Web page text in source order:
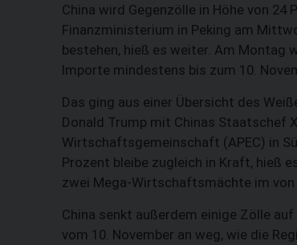
China wird Gegenzölle in Höhe von
Finanzministerium in Peking am
bestehen, hieß es weiter. Am Montag
Importe mindestens bis zum 10.
Das ging aus einer Übersicht des
Donald Trump mit Chinas Staatschef
Wirtschaftsgemeinschaft (APEC) in
Prozent bleibe zugleich in Kraft, hieß
zwei Mega-Wirtschaftsmächte im
China senkt außerdem einige Zölle
vom 10. November an weg, wie die